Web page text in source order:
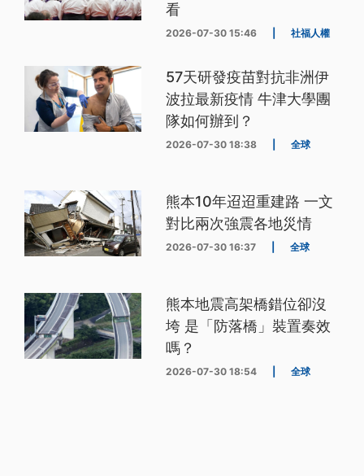
看
2026-07-30 15:46 社福人權
57天研發疫苗對抗非洲伊
波拉最新疫情 牛津大學團
隊如何辦到？
2026-07-30 18:38 全球
熊本10年迢迢重建路 一文
對比兩次強震各地災情
2026-07-30 16:37 全球
熊本地震高架橋錯位卻沒
垮 是「防落橋」裝置奏效
嗎？
2026-07-30 18:54 全球